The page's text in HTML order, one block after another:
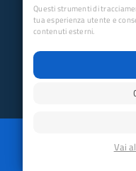
Reimposta
Questi strumenti di
tua esperienza utente e
contenuti esterni.